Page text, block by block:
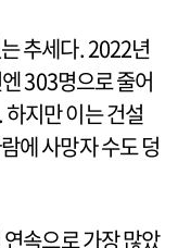
추세다. 2022년
303명으로 줄어
지만 이는 건설
에 사망자 수도 덩
속으로 가장 많았